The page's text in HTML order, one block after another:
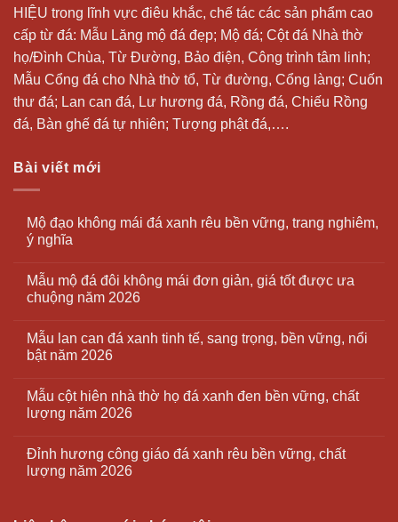
HIỆU trong lĩnh vực điêu khắc, chế tác các sản phẩm cao
cấp từ đá: Mẫu Lăng mộ đá đẹp; Mộ đá; Cột đá Nhà thờ
họ/Đình Chùa, Từ Đường, Bảo điện, Công trình tâm linh;
Mẫu Cổng đá cho Nhà thờ tổ, Từ đường, Cổng làng; Cuốn
thư đá; Lan can đá, Lư hương đá, Rồng đá, Chiếu Rồng
đá, Bàn ghế đá tự nhiên; Tượng phật đá,….
Bài viết mới
Mộ đạo không mái đá xanh rêu bền vững, trang nghiêm,
ý nghĩa
Mẫu mộ đá đôi không mái đơn giản, giá tốt được ưa
chuộng năm 2026
Mẫu lan can đá xanh tinh tế, sang trọng, bền vững, nổi
bật năm 2026
Mẫu cột hiên nhà thờ họ đá xanh đen bền vững, chất
lượng năm 2026
Đỉnh hương công giáo đá xanh rêu bền vững, chất
lượng năm 2026